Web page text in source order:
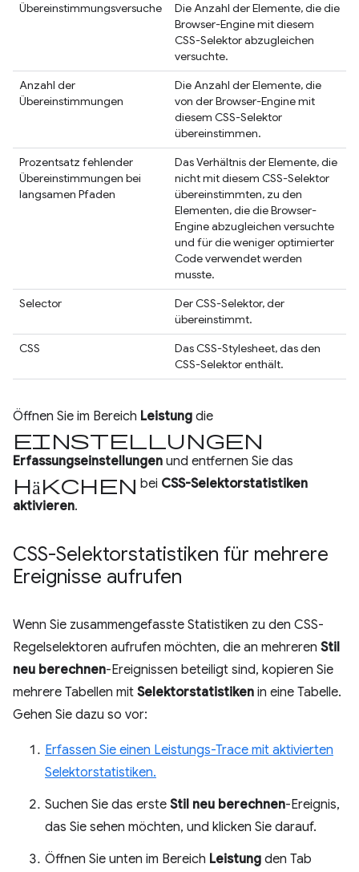
Übereinstimmungsversuche
Die Anzahl der Elemente, die die
Browser-Engine mit diesem
CSS-Selektor abzugleichen
versuchte.
Anzahl der
Übereinstimmungen
Die Anzahl der Elemente, die
von der Browser-Engine mit
diesem CSS-Selektor
übereinstimmen.
Prozentsatz fehlender
Übereinstimmungen bei
langsamen Pfaden
Das Verhältnis der Elemente, die
nicht mit diesem CSS-Selektor
übereinstimmten, zu den
Elementen, die die Browser-
Engine abzugleichen versuchte
und für die weniger optimierter
Code verwendet werden
musste.
Selector
Der CSS-Selektor, der
übereinstimmt.
CSS
Das CSS-Stylesheet, das den
CSS-Selektor enthält.
Öffnen Sie im Bereich Leistung die
Einstellungen
Erfassungseinstellungen und entfernen Sie das
Häkchen bei CSS-Selektorstatistiken
aktivieren.
CSS-Selektorstatistiken für mehrere
Ereignisse aufrufen
Wenn Sie zusammengefasste Statistiken zu den CSS-
Regelselektoren aufrufen möchten, die an mehreren Stil
neu berechnen-Ereignissen beteiligt sind, kopieren Sie
mehrere Tabellen mit Selektorstatistiken in eine Tabelle.
Gehen Sie dazu so vor:
Erfassen Sie einen Leistungs-Trace mit aktivierten
Selektorstatistiken.
Suchen Sie das erste Stil neu berechnen-Ereignis,
das Sie sehen möchten, und klicken Sie darauf.
Öffnen Sie unten im Bereich Leistung den Tab